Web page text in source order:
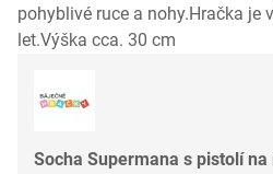
pohyblivé ruce a nohy.Hračka je
let.Výška cca. 30 cm
Socha Supermana s pistolí